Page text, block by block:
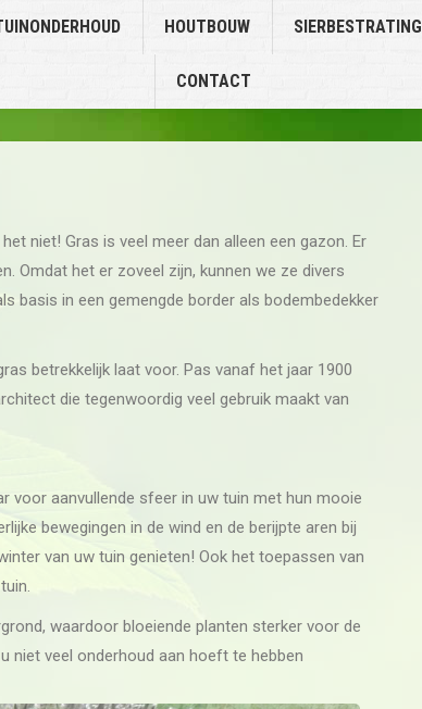
HOUTBOUW SIERBESTRATING
CONTACT
niet! Gras is veel meer dan alleen een gazon. Er
Omdat het er zoveel zijn, kunnen we ze divers
basis in een gemengde border als bodembedekker
betrekkelijk laat voor. Pas vanaf het jaar 1900
die tegenwoordig veel gebruik maakt van
voor aanvullende sfeer in uw tuin met hun mooie
bewegingen in de wind en de berijpte aren bij
van uw tuin genieten! Ook het toepassen van
waardoor bloeiende planten sterker voor de
niet veel onderhoud aan hoeft te hebben